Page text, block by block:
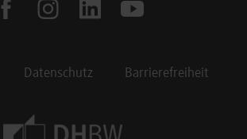
facebookinstagramlinkedinyoutube
Datenschutz Barrierefreiheit